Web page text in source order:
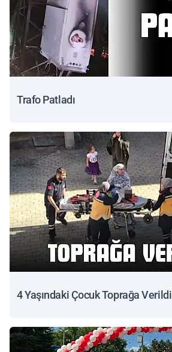
Trafo Patladı
4 Yaşındaki Çocuk Toprağa Verildi